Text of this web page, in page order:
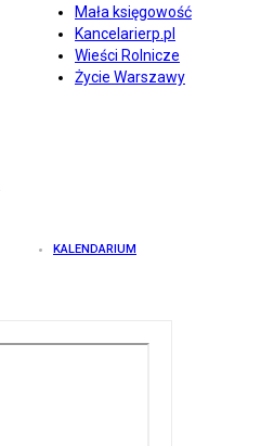
Mała księgowość
Kancelarierp.pl
Wieści Rolnicze
Życie Warszawy
KALENDARIUM